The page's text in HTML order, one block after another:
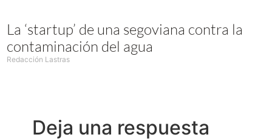
La ‘startup’ de una segoviana contra la
contaminación del agua
Redacción Lastras
Deja una respuesta